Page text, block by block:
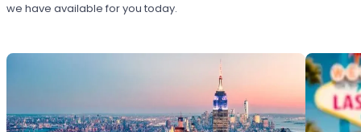
we have available for you today.